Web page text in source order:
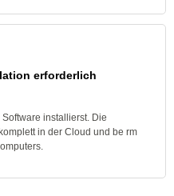
erforderlich
installierst. Die
in der Cloud und be rm